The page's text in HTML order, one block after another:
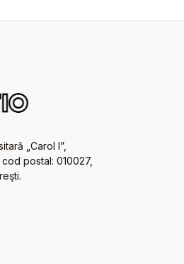
„Carol I”,
postal: 010027,